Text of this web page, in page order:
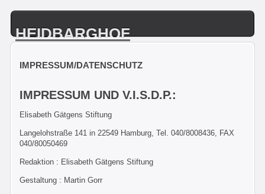
HEIDBARGHOF
IMPRESSUM/DATENSCHUTZ
IMPRESSUM UND V.I.S.D.P.:
Elisabeth Gätgens Stiftung
Langelohstraße 141 in 22549 Hamburg, Tel. 040/8008436, FAX
040/80050469
Redaktion : Elisabeth Gätgens Stiftung
Gestaltung : Martin Gorr